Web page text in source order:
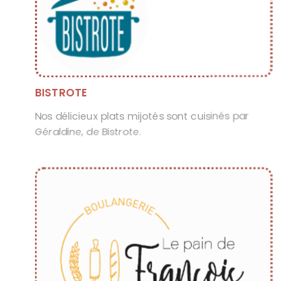
BISTROTE
Nos délicieux plats mijotés sont cuisinés par
Géraldine, de Bistrote.